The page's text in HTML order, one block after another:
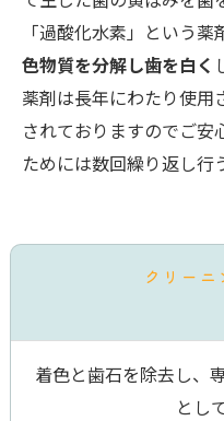
「過酸化水素」という薬
色物質を分解し歯を白く
薬剤は長年にわたり使用
されておりますのでご安
ためには数回繰り返し行
クリーニ
着色と歯石を除去し、
とし